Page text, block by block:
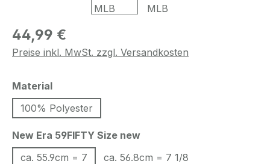
Regulärer Preis:
44,99 €
Preise inkl. MwSt. zzgl. Versandkosten
Materialauswählen
100% Polyester
New Era 59FIFTY Size newauswählen
ca. 55.9cm = 7
ca. 56.8cm = 7 1/8